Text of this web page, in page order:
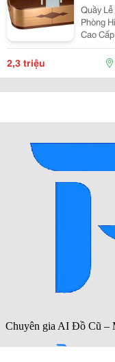
Quầy
Phòng Hiện Đại Chuyên Cung
Cao
Liệu Đa Dạng Có Nhiều Mẫu Bàn
Quầy
2,3 triệu